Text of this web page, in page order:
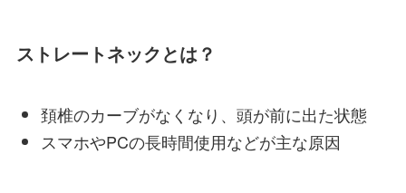
ストレートネックとは？
頚椎のカーブがなくなり、頭が前に出た状態
スマホやPCの長時間使用などが主な原因